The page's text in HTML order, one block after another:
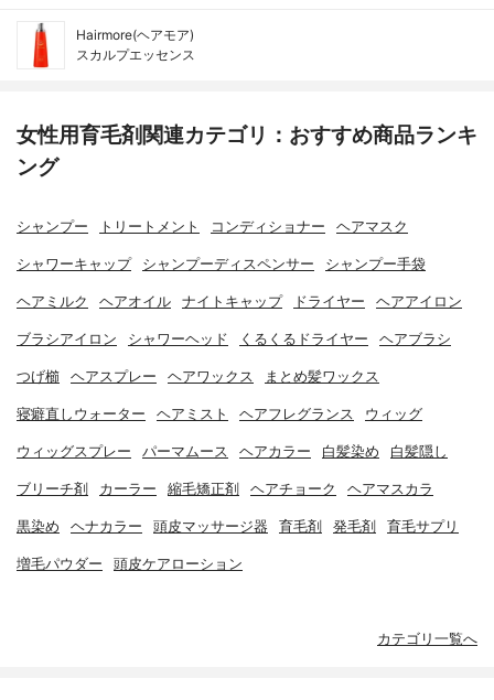
Hairmore(ヘアモア)
スカルプエッセンス
女性用育毛剤関連カテゴリ：おすすめ商品ランキ
ング
シャンプー トリートメント コンディショナー ヘアマスク
シャワーキャップ シャンプーディスペンサー シャンプー手袋
ヘアミルク ヘアオイル ナイトキャップ ドライヤー ヘアアイロン
ブラシアイロン シャワーヘッド くるくるドライヤー ヘアブラシ
つげ櫛 ヘアスプレー ヘアワックス まとめ髪ワックス
寝癖直しウォーター ヘアミスト ヘアフレグランス ウィッグ
ウィッグスプレー パーマムース ヘアカラー 白髪染め 白髪隠し
ブリーチ剤 カーラー 縮毛矯正剤 ヘアチョーク ヘアマスカラ
黒染め ヘナカラー 頭皮マッサージ器 育毛剤 発毛剤 育毛サプリ
増毛パウダー 頭皮ケアローション
カテゴリ一覧へ